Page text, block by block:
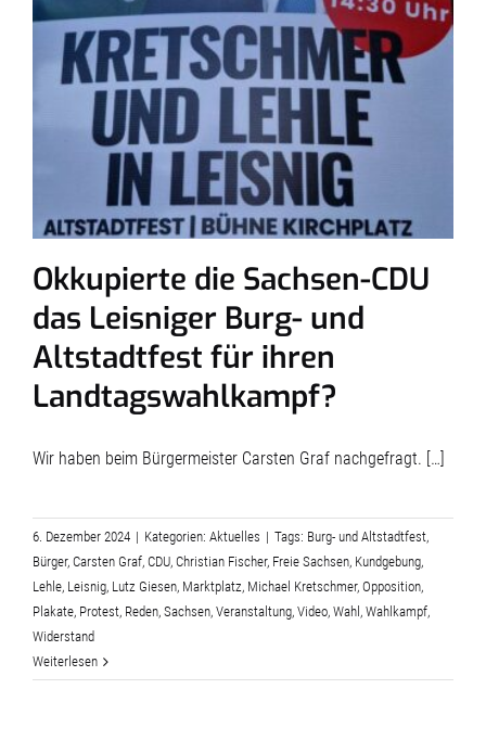
Okkupierte die Sachsen-CDU
das Leisniger Burg- und
Altstadtfest für ihren
Landtagswahlkampf?
Wir haben beim Bürgermeister Carsten Graf nachgefragt. […]
6. Dezember 2024 | Kategorien: Aktuelles | Tags: Burg- und Altstadtfest,
Bürger, Carsten Graf, CDU, Christian Fischer, Freie Sachsen, Kundgebung,
Lehle, Leisnig, Lutz Giesen, Marktplatz, Michael Kretschmer, Opposition,
Plakate, Protest, Reden, Sachsen, Veranstaltung, Video, Wahl , Wahlkampf,
Widerstand
Weiterlesen